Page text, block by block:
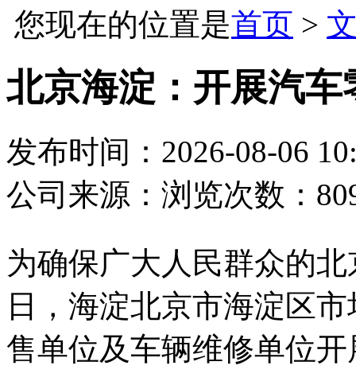
您现在的位置是首页 >
北京海淀：开展汽
发布时间：2026-08-06
公司 来源： 浏览次数：
为确保广大人民群众的
日，海淀北京市海淀区
售单位及车辆维修单位